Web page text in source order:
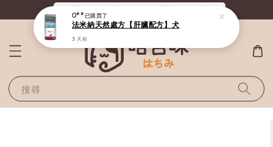
《滿800全站免運》給毛孩最好的選擇
搜尋
O**已購買了
法米納天然處方【肝臟配方】犬
3 天前